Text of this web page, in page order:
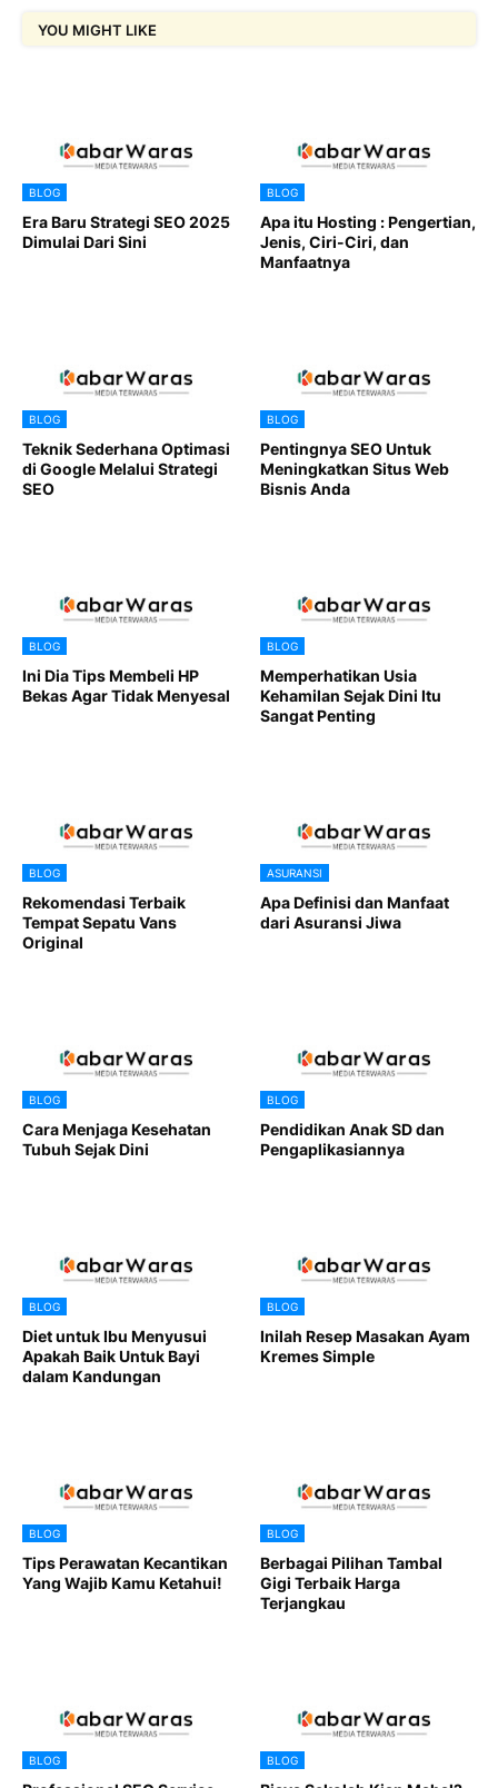
YOU MIGHT LIKE
BLOG
Era Baru Strategi SEO 2025
Dimulai Dari Sini
BLOG
Apa itu Hosting : Pengertian,
Jenis, Ciri-Ciri, dan
Manfaatnya
BLOG
Teknik Sederhana Optimasi
di Google Melalui Strategi
SEO
BLOG
Pentingnya SEO Untuk
Meningkatkan Situs Web
Bisnis Anda
BLOG
Ini Dia Tips Membeli HP
Bekas Agar Tidak Menyesal
BLOG
Memperhatikan Usia
Kehamilan Sejak Dini Itu
Sangat Penting
BLOG
Rekomendasi Terbaik
Tempat Sepatu Vans
Original
ASURANSI
Apa Definisi dan Manfaat
dari Asuransi Jiwa
BLOG
Cara Menjaga Kesehatan
Tubuh Sejak Dini
BLOG
Pendidikan Anak SD dan
Pengaplikasiannya
BLOG
Diet untuk Ibu Menyusui
Apakah Baik Untuk Bayi
dalam Kandungan
BLOG
Inilah Resep Masakan Ayam
Kremes Simple
BLOG
Tips Perawatan Kecantikan
Yang Wajib Kamu Ketahui!
BLOG
Berbagai Pilihan Tambal
Gigi Terbaik Harga
Terjangkau
BLOG BLOG